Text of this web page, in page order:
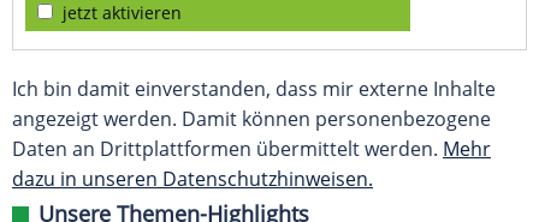
jetzt aktivieren
Ich bin damit einverstanden, dass mir externe Inhalte
angezeigt werden. Damit können personenbezogene
Daten an Drittplattformen übermittelt werden. Mehr
dazu in unseren Datenschutzhinweisen.
Unsere Themen-Highlights